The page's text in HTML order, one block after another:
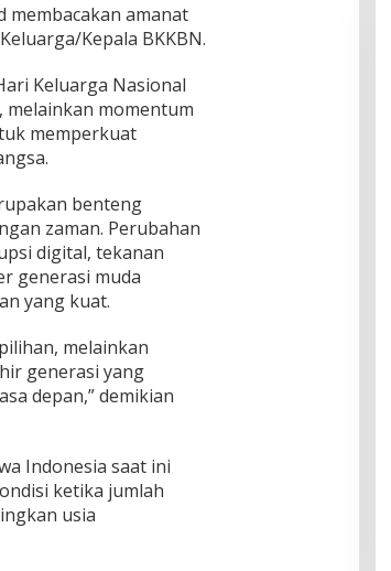
membacakan amanat
Kepala BKKBN.
Keluarga Nasional
melainkan momentum
memperkuat
benteng
zaman. Perubahan
digital, tekanan
generasi muda
yang kuat.
melainkan
generasi yang
depan,” demikian
Indonesia saat ini
ketika jumlah
usia